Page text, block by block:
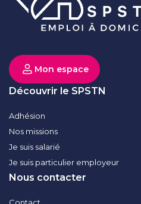
Mon espace
Découvrir le SPSTN
Adhésion
Nos missions
Je suis salarié
Je suis particulier employeur
Nous contacter